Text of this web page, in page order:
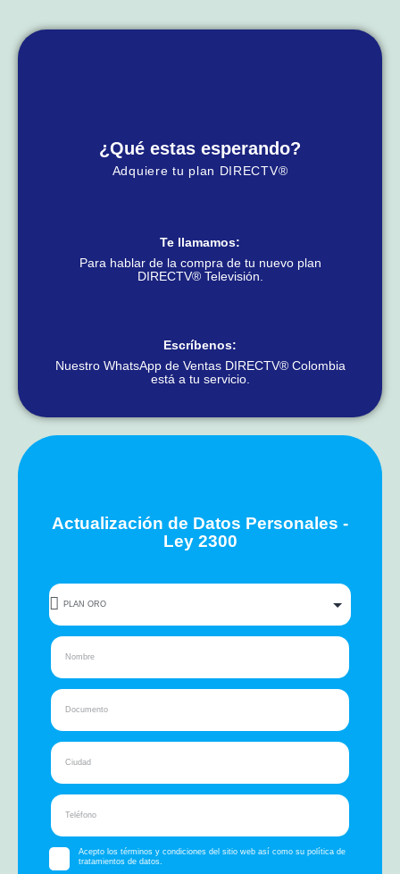
¿Qué estas esperando?
Adquiere tu plan DIRECTV®
Te llamamos:
Para hablar de la compra de tu nuevo plan
DIRECTV® Televisión.
Escríbenos:
Nuestro WhatsApp de Ventas DIRECTV® Colombia
está a tu servicio.
Actualización de Datos Personales -
Ley 2300
Acepto los términos y condiciones del sitio web así como su política de
tratamientos de datos.